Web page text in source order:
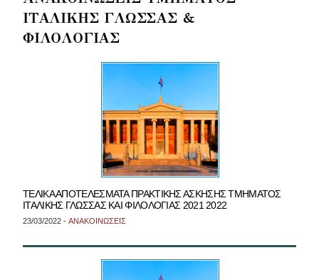
ΙΤΑΛΙΚΗΣ ΓΛΩΣΣΑΣ &
ΦΙΛΟΛΟΓΙΑΣ
ΤΕΛΙΚΑ ΑΠΟΤΕΛΕΣΜΑΤΑ ΠΡΑΚΤΙΚΗΣ ΑΣΚΗΣΗΣ ΤΜΗΜΑΤΟΣ
ΙΤΑΛΙΚΗΣ ΓΛΩΣΣΑΣ ΚΑΙ ΦΙΛΟΛΟΓΙΑΣ 2021 2022
23/03/2022 - ΑΝΑΚΟΙΝΩΣΕΙΣ